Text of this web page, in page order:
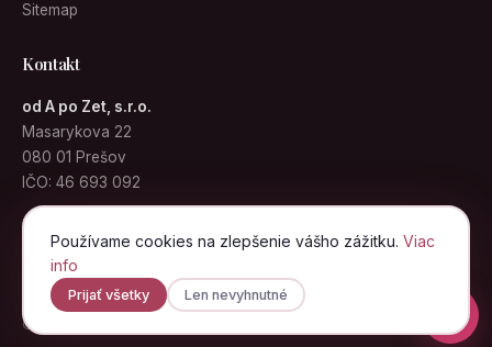
Používame cookies na zlepšenie vášho zážitku. Viac
info
Prijať všetky Len nevyhnutné
Sitemap
Kontakt
od A po Zet, s.r.o.
Masarykova 22
080 01 Prešov
IČO: 46 693 092
info@kabelky.sk
© 2026 Kabelky.sk · od A po Zet, s.r.o. · Všetky práva vyhradené